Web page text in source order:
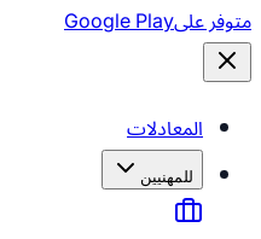
متوفر علىGoogle Play
المعادلات
للمهنيين